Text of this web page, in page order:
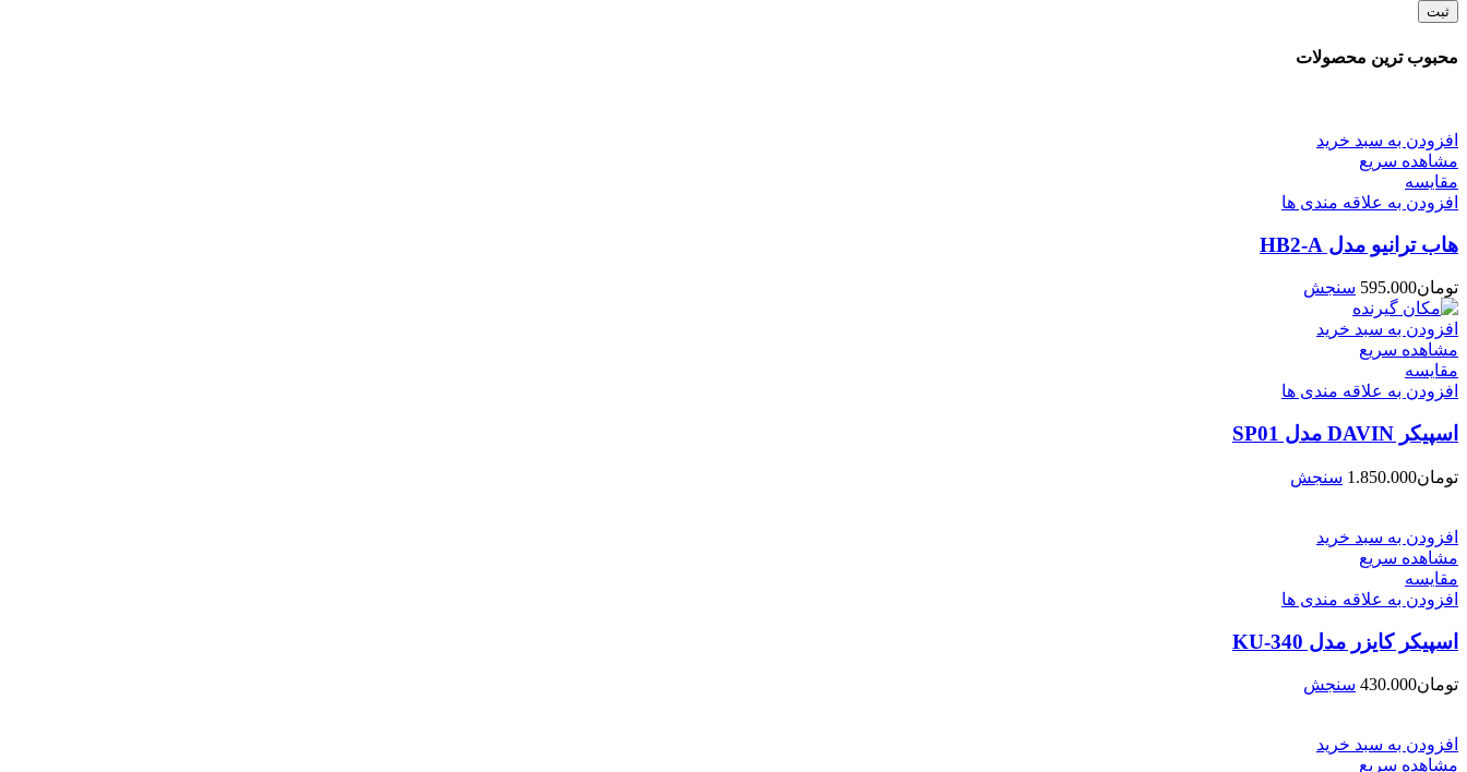
محبوب ترین محصولات
افزودن به سبد خرید
مشاهده سریع
مقایسه
افزودن به علاقه مندی ها
هاب ترانیو مدل HB2-A
تومان595.000 سنجش
افزودن به سبد خرید
مشاهده سریع
مقایسه
افزودن به علاقه مندی ها
اسپیکر DAVIN مدل SP01
تومان1.850.000 سنجش
افزودن به سبد خرید
مشاهده سریع
مقایسه
افزودن به علاقه مندی ها
اسپیکر کایزر مدل KU-340
تومان430.000 سنجش
افزودن به سبد خرید
مشاهده سریع